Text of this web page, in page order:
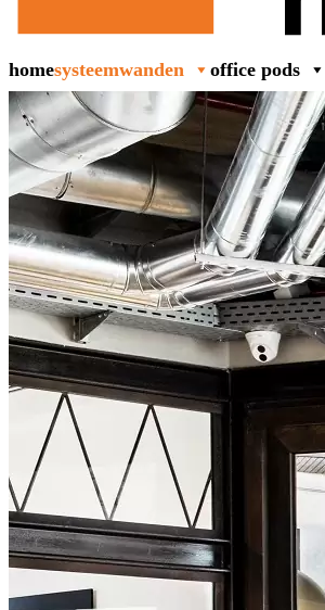
homesysteemwanden office pods